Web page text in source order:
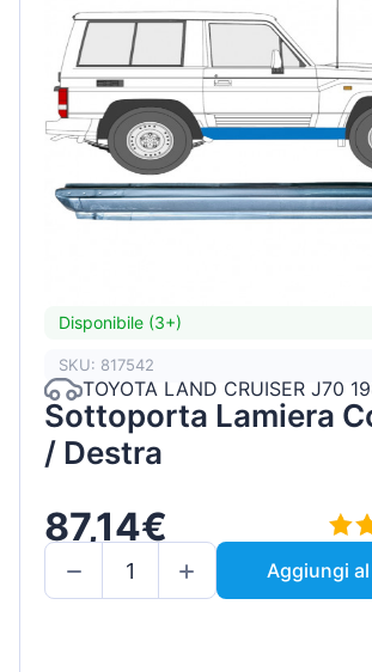
Disponibile (3+)
SKU: 817542
TOYOTA LAND CRUISER J70
Sottoporta Lamiera
/ Destra
87,14€
Aggiungi